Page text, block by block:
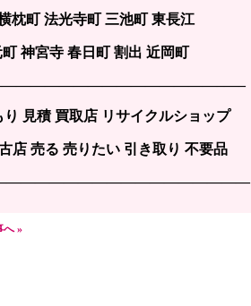
枕町 法光寺町 三池町 東長江
神宮寺 春日町 割出 近岡町
見積 買取店 リサイクルショップ
店 売る 売りたい 引き取り 不要品
へ »